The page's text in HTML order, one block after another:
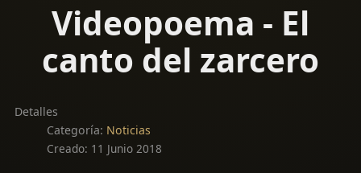
Videopoema - El
canto del zarcero
Detalles
Categoría: Noticias
Creado: 11 Junio 2018